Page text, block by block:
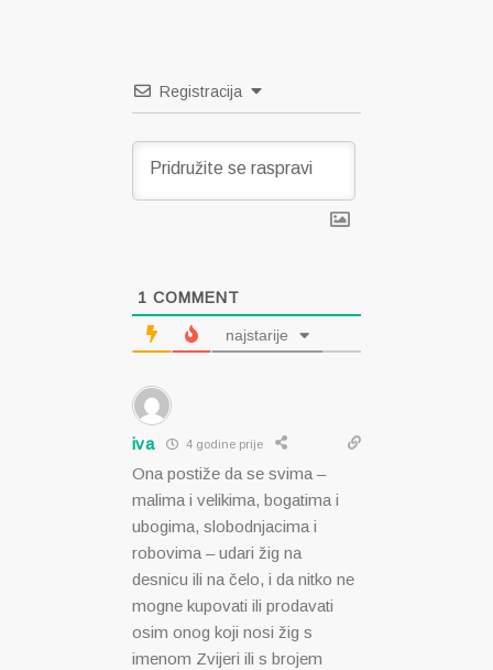
Registracija
1 COMMENT
najstarije
iva 4 godine prije
Ona postiže da se svima –
malima i velikima, bogatima i
ubogima, slobodnjacima i
robovima – udari žig na
desnicu ili na čelo, i da nitko ne
mogne kupovati ili prodavati
osim onog koji nosi žig s
imenom Zvijeri ili s brojem